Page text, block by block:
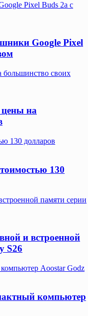
Pixel Buds 2a с
Google Pixel
своих
на
130 долларов
130
памяти серии
и встроенной
S26
Aoostar Godz
компьютер